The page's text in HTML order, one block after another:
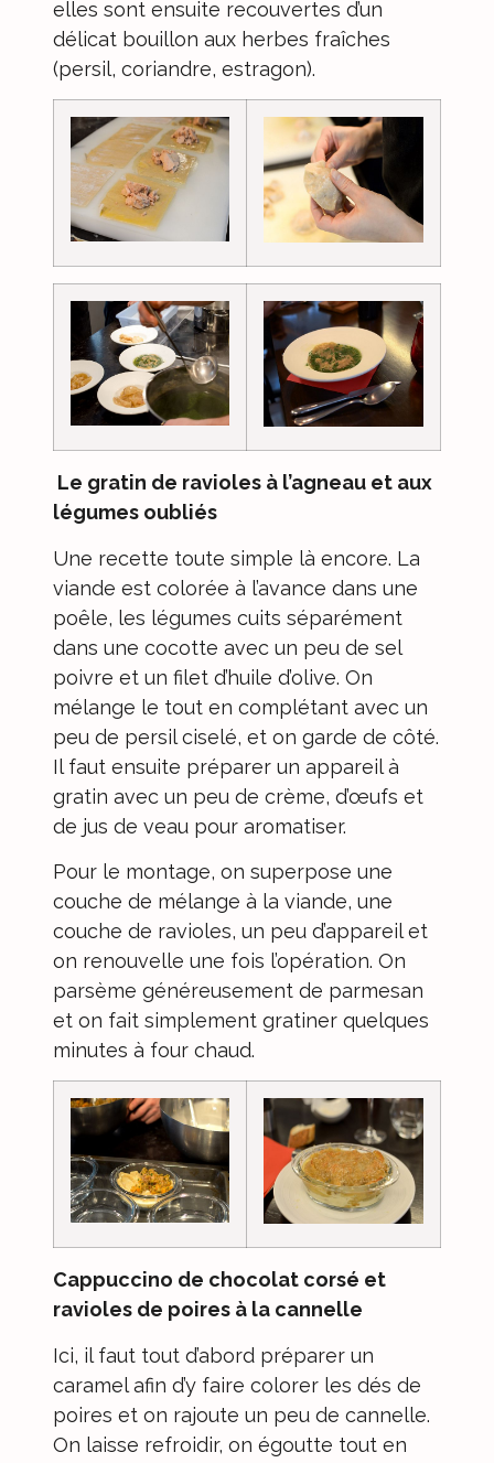
elles sont ensuite recouvertes d’un
délicat bouillon aux herbes fraîches
(persil, coriandre, estragon).
Le gratin de ravioles à l’agneau et aux
légumes oubliés
Une recette toute simple là encore. La
viande est colorée à l’avance dans une
poêle, les légumes cuits séparément
dans une cocotte avec un peu de sel
poivre et un filet d’huile d’olive. On
mélange le tout en complétant avec un
peu de persil ciselé, et on garde de côté.
Il faut ensuite préparer un appareil à
gratin avec un peu de crème, d’œufs et
de jus de veau pour aromatiser.
Pour le montage, on superpose une
couche de mélange à la viande, une
couche de ravioles, un peu d’appareil et
on renouvelle une fois l’opération. On
parsème généreusement de parmesan
et on fait simplement gratiner quelques
minutes à four chaud.
Cappuccino de chocolat corsé et
ravioles de poires à la cannelle
Ici, il faut tout d’abord préparer un
caramel afin d’y faire colorer les dés de
poires et on rajoute un peu de cannelle.
On laisse refroidir, on égoutte tout en